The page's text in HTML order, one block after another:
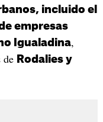
incluido el
empresas
Igualadina,
de Rodalies y